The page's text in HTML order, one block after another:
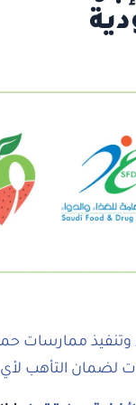
وتنفيذ ممارسات
لضمان التأهب